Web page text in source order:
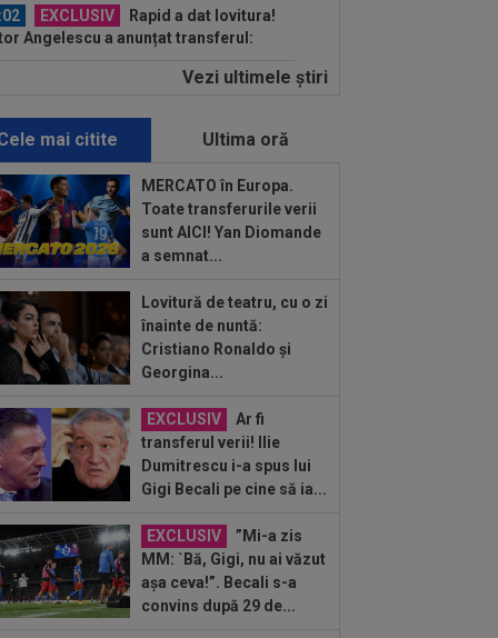
EXCLUSIV
Rapid a dat lovitura!
Angelescu a anunțat transferul:
Surpriză! Kevin
Rușii îl provoacă pe David
înaintea Europenelor: ”Va pierde
L-a ”vrăjit” pe Pancu în 45 de
”N-ai cum să dai greș cu așa
+...
de la Rapid, după 0-0 cu UTA:
VIDEO
Daniel Pancu a
după UTA - Rapid: ”Mamă,
EXCLUSIV
Atacant pentru
A făcut anunțul ÎN DIRECT: ”Îi dau
Gigi unul bun”
EXCLUSIV
2 la 1: au dat
- Rapid...
EXCLUSIV
Radu Naum, reacția
după ce Marius Șumudică a început
cu CFR...
Vezi ultimele ştiri
mai citite Ultima oră
MERCATO în Europa.
Toate transferurile verii
sunt AICI! Yan Diomande
a semnat...
Lovitură de teatru, cu o zi
înainte de nuntă:
Cristiano Ronaldo și
Georgina...
EXCLUSIV
Ar fi
transferul verii! Ilie
Dumitrescu i-a spus lui
Gigi Becali pe cine să ia...
EXCLUSIV
”Mi-a zis
MM: `Bă, Gigi, nu ai văzut
așa ceva!”. Becali s-a
convins după 29 de...